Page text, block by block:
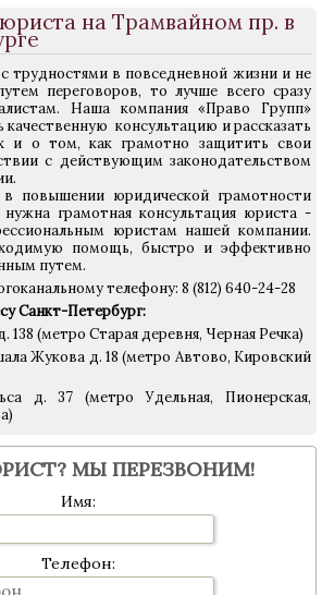
на Трамвайном пр. в
трудностями в повседневной жизни и не
переговоров, то лучше всего сразу
Наша компания «Право Групп»
качественную консультацию и рассказать
и о том, как грамотно защитить свои
с действующим законодательством
повышении юридической грамотности
грамотная консультация юриста -
юристам нашей компании.
помощь, быстро и эффективно
путем.
телефону: 8 (812) 640-24-28
Санкт-Петербург:
138 (метро Старая деревня, Черная Речка)
Жукова д. 18 (метро Автово, Кировский
д. 37 (метро Удельная, Пионерская,
МЫ ПЕРЕЗВОНИМ!
Имя:
Телефон: